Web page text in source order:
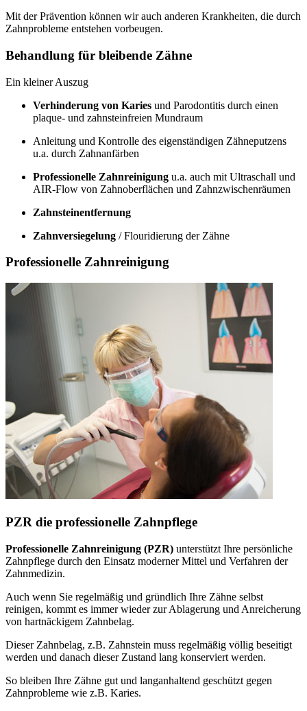
Mit der Prävention können wir auch anderen Krankheiten, die durch
Zahnprobleme entstehen vorbeugen.
Behandlung für bleibende Zähne
Ein kleiner Auszug
Verhinderung von Karies und Parodontitis durch einen
plaque- und zahnsteinfreien Mundraum
Anleitung und Kontrolle des eigenständigen Zähneputzens
u.a. durch Zahnanfärben
Professionelle Zahnreinigung u.a. auch mit Ultraschall und
AIR-Flow von Zahnoberflächen und Zahnzwischenräumen
Zahnsteinentfernung
Zahnversiegelung / Flouridierung der Zähne
Professionelle Zahnreinigung
PZR die professionelle Zahnpflege
Professionelle Zahnreinigung (PZR) unterstützt Ihre persönliche
Zahnpflege durch den Einsatz moderner Mittel und Verfahren der
Zahnmedizin.
Auch wenn Sie regelmäßig und gründlich Ihre Zähne selbst
reinigen, kommt es immer wieder zur Ablagerung und Anreicherung
von hartnäckigem Zahnbelag.
Dieser Zahnbelag, z.B. Zahnstein muss regelmäßig völlig beseitigt
werden und danach dieser Zustand lang konserviert werden.
So bleiben Ihre Zähne gut und langanhaltend geschützt gegen
Zahnprobleme wie z.B. Karies.